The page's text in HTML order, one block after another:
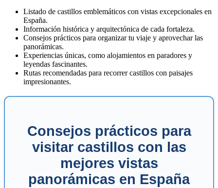
Listado de castillos emblemáticos con vistas excepcionales en
España.
Información histórica y arquitectónica de cada fortaleza.
Consejos prácticos para organizar tu viaje y aprovechar las
panorámicas.
Experiencias únicas, como alojamientos en paradores y
leyendas fascinantes.
Rutas recomendadas para recorrer castillos con paisajes
impresionantes.
Consejos prácticos para
visitar castillos con las
mejores vistas
panorámicas en España